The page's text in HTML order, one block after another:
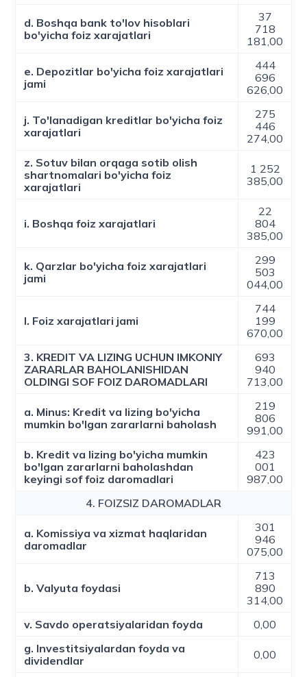
d. Boshqa bank to'lov hisoblari
bo'yicha foiz xarajatlari
37
718
181,00
e. Depozitlar bo'yicha foiz xarajatlari
jami
444
696
626,00
j. To'lanadigan kreditlar bo'yicha foiz
xarajatlari
275
446
274,00
z. Sotuv bilan orqaga sotib olish
shartnomalari bo'yicha foiz
xarajatlari
1 252
385,00
i. Boshqa foiz xarajatlari
22
804
385,00
k. Qarzlar bo'yicha foiz xarajatlari
jami
299
503
044,00
l. Foiz xarajatlari jami
744
199
670,00
3. KREDIT VA LIZING UCHUN IMKONIY
ZARARLAR BAHOLANISHIDAN
OLDINGI SOF FOIZ DAROMADLARI
693
940
713,00
a. Minus: Kredit va lizing bo'yicha
mumkin bo'lgan zararlarni baholash
219
806
991,00
b. Kredit va lizing bo'yicha mumkin
bo'lgan zararlarni baholashdan
keyingi sof foiz daromadlari
423
001
987,00
4. FOIZSIZ DAROMADLAR
a. Komissiya va xizmat haqlaridan
daromadlar
301
946
075,00
b. Valyuta foydasi
713
890
314,00
v. Savdo operatsiyalaridan foyda
0,00
g. Investitsiyalardan foyda va
dividendlar
0,00